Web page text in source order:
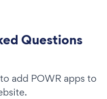
Questions
add POWR apps to